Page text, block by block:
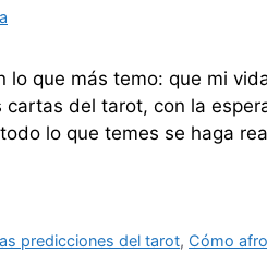
lo que más temo: que mi
del tarot, con la
lo que temes se haga
predicciones del tarot, Cómo